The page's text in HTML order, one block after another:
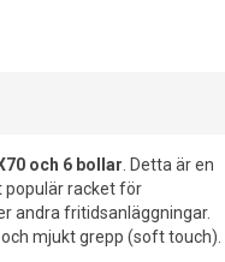
och 6 bollar . Detta är en
populär racket för
andra fritidsanläggningar.
mjukt grepp (soft touch).